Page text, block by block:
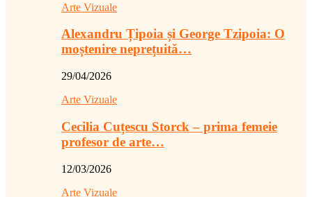
Arte Vizuale
Alexandru Țipoia și George Tzipoia: O
moștenire neprețuită…
29/04/2026
Arte Vizuale
Cecilia Cuțescu Storck – prima femeie
profesor de arte…
12/03/2026
Arte Vizuale